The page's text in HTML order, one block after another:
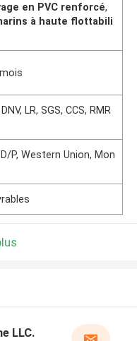
en PVC renforcé,
à haute flottabili
LR, SGS, CCS, RMR
P, Western Union, Mon
LLC.